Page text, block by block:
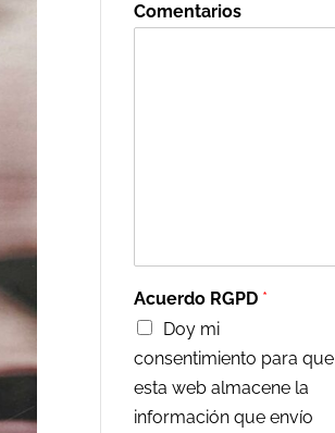
Comentarios
Acuerdo RGPD *
Doy mi
consentimiento para que
esta web almacene la
información que envío